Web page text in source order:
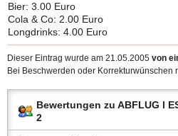
Bier: 3.00 Euro
Cola & Co: 2.00 Euro
Longdrinks: 4.00 Euro
Dieser Eintrag wurde am 21.05.2005 von
Bei Beschwerden oder Korrekturwünschen
Bewertungen zu ABFLUG l
2